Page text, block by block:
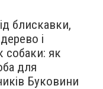
блискавки,
і
собаки: як
для
Буковини